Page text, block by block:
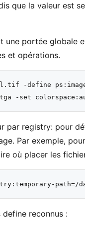
que la valeur est
une portée globale
et opérations.
-define
par registry: pour
Par exemple,
où placer les
reconnus :